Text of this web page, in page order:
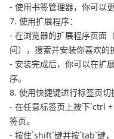
- 使用书签管理器，你可以
7. 使用扩展程序：
- 在浏览器的扩展程序页面
问），搜索并安装你喜欢的
- 安装完成后，你可以在扩
序。
8. 使用快捷键进行标签页切
- 在任意标签页上按下`ctrl
签页。
- 按住`shift`键并按`tab`键